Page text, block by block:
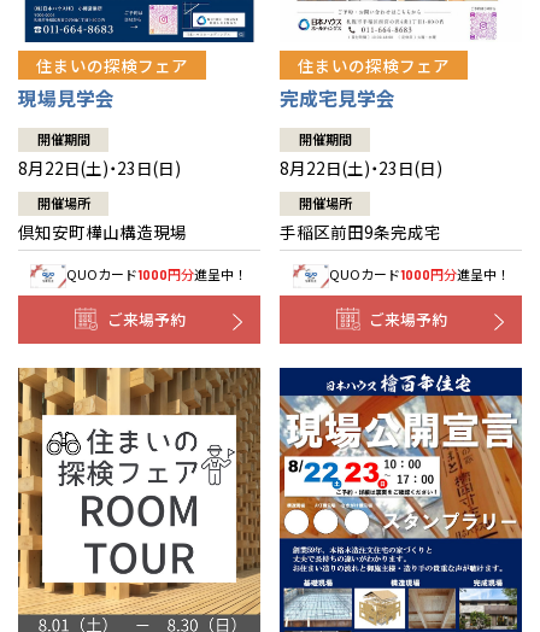
住まいの探検フェア
現場見学会
開催期間
8月22日(土)・23日(日)
開催場所
倶知安町樺山構造現場
QUOカード1000円分進呈中！
ご来場予約
住まいの探検フェア
完成宅見学会
開催期間
8月22日(土)・23日(日)
開催場所
手稲区前田9条完成宅
QUOカード1000円分進呈中！
ご来場予約
道央
道北
道南
道東
青森
秋田
岩手
山形
宮城
福島
甲信越・北陸
新潟
山梨
長野
富山
石川
福井
関東
東京
神奈川
埼玉
千葉
茨城
栃木
群馬
東海
愛知
岐阜
静岡
三重
近畿
大阪
京都
兵庫
奈良
滋賀
和歌山
中国・四国
岡山
香川
愛媛
鳥取
島根
広島
九州
福岡
佐賀
熊本
大分
宮崎
分譲マンション
※現住所のある都道府県以外の建築予定地の方でも現住所の有るお近
くの展示場又は店舗にお問合せください。移住の計画の方もご相談対
応します。お気軽にご相談ください。
道央
苫小牧千歳
小樽
道北
道南
道東
釧路
青森
秋田県
秋田
岩手県
山形県
宮城県
仙台
福島県
会津
甲信越・北陸
新潟県
長岡
山梨県
長野県
富山県
富山
石川県
福井県
福井
関東
東京都
神奈川県
相模
埼玉県
埼玉
千葉県
千葉
柏
茨城県
水戸
栃木県
宇都宮
小山
群馬県
群馬
伊勢崎
東海
愛知県
岐阜県
岐阜
静岡県
三重県
四日市
近畿
大阪府
大阪
京都府
京都
兵庫県
姫路
奈良県
奈良
中国・四国
岡山県
岡山
愛媛県
松山
九州
福岡県
福岡
佐賀県
佐賀
熊本県
熊本
大分県
大分
宮崎県
宮崎
鹿児島県
鹿児島